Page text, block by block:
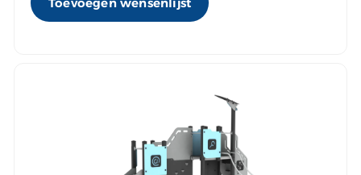
Toevoegen wensenlijst